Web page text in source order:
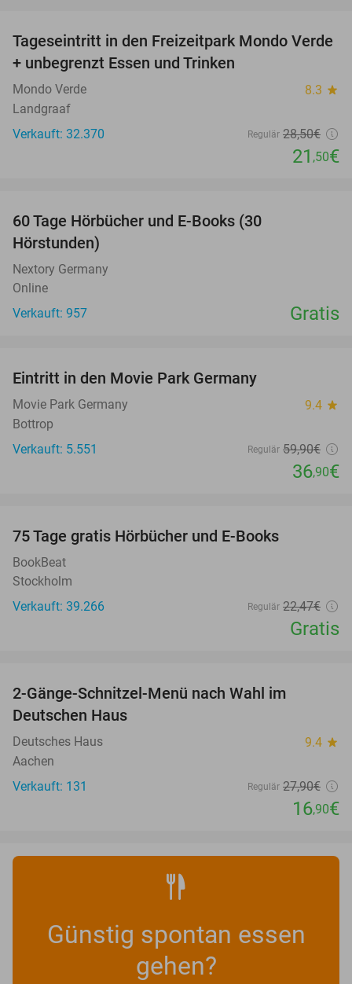
25%
Tageseintritt in den Freizeitpark Mondo Verde
+ unbegrenzt Essen und Trinken
Mondo Verde 8.3 star
Landgraaf
Verkauft: 32.370
Regulär 28,50€
21 ,50€
60 Tage Hörbücher und E-Books (30
Hörstunden)
Nextory Germany
Online
Verkauft: 957
Gratis
Eintritt in den Movie Park Germany
Movie Park Germany 9.4 star
Bottrop
Verkauft: 5.551
Regulär 59,90€
36,90€
75 Tage gratis Hörbücher und E-Books
BookBeat
Stockholm
Verkauft: 39.266
Regulär 22,47€
Gratis
2-Gänge-Schnitzel-Menü nach Wahl im
Deutschen Haus
Deutsches Haus 9.4 star
Aachen
Verkauft: 131
Regulär 27,90€
16,90€
Günstig spontan essen
gehen?